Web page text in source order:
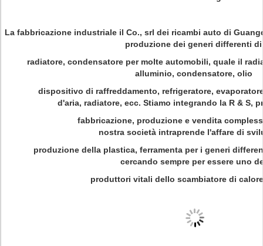
La fabbricazione industriale il Co., srl dei ricambi auto di
produzione dei generi differenti
radiatore, condensatore per molte automobili, quale il
alluminio, condensatore, olio
dispositivo di raffreddamento, refrigeratore,
d'aria, radiatore, ecc. Stiamo integrando la R & S,
fabbricazione, produzione e vendita
nostra società intraprende l'affare di
produzione della plastica, ferramenta per i generi
cercando sempre per essere uno
produttori vitali dello scambiatore di